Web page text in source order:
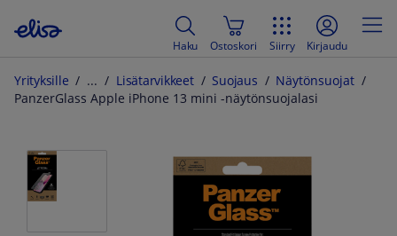
Haku Ostoskori Siirry Kirjaudu
Yrityksille Lisätarvikkeet Suojaus
Näytönsuojat
PanzerGlass Apple iPhone 13 mini -näytönsuojalasi